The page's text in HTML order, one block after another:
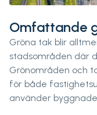
Omfattande
Gröna tak blir
stadsområden där
Grönområden och
för både
använder